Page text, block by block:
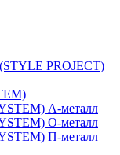
PROJECT)
А-металл
О-металл
П-металл